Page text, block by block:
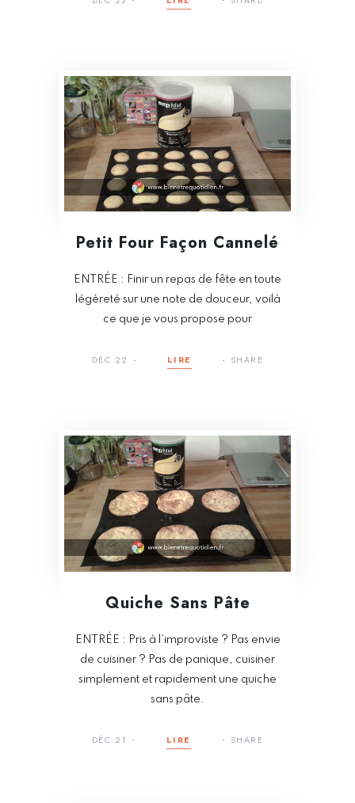
Petit Four Façon Cannelé
ENTRÉE : Finir un repas de fête en toute
légèreté sur une note de douceur, voilà
ce que je vous propose pour
DÉC 22 LIRE SHARE
Quiche Sans Pâte
ENTRÉE : Pris à l’improviste ? Pas envie
de cuisiner ? Pas de panique, cuisiner
simplement et rapidement une quiche
sans pâte.
DÉC 21 LIRE SHARE